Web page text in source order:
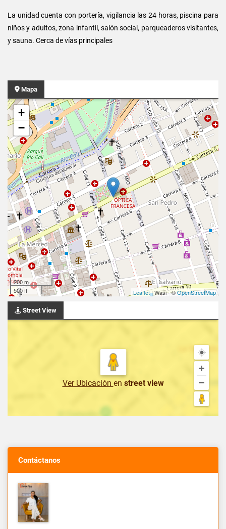
La unidad cuenta con portería, vigilancia las 24 horas, piscina para
niños y adultos, zona infantil, salón social, parqueaderos visitantes,
y sauna. Cerca de vías principales
Mapa
+
−
200 m
500 ft
Leaflet| Wasi - ©OpenStreetMap
Street View
Ver Ubicación en street view
Contáctanos